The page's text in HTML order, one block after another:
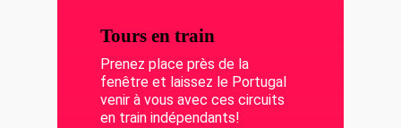
Tours en train
Prenez place près de la
fenêtre et laissez le Portugal
venir à vous avec ces circuits
en train indépendants!